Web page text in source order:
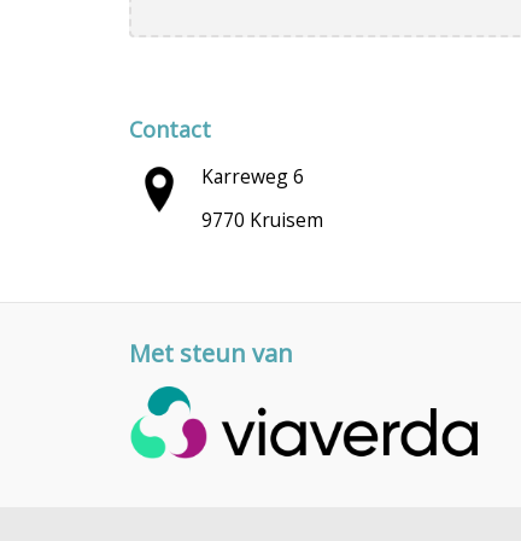
Contact
Karreweg 6
9770 Kruisem
Met steun van